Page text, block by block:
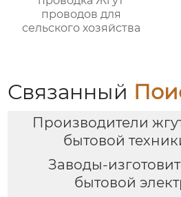
проводов для
сельского хозяйства
Связанный
Производители
бытовой
Заводы-
бытовой